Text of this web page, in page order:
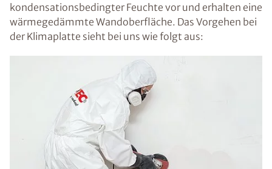
kondensationsbedingter Feuchte vor und erhalten eine
wärmegedämmte Wandoberfläche. Das Vorgehen bei
der Klimaplatte sieht bei uns wie folgt aus: